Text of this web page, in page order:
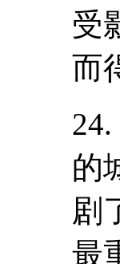
受
而
的
剧
最